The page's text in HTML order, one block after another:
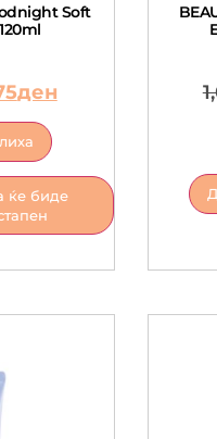
Soft
ден
ќе биде